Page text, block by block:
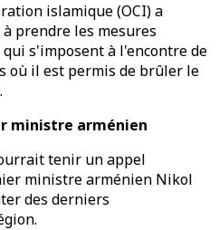
islamique (OCI) a
prendre les mesures
s'imposent à l'encontre de
où il est permis de brûler le
ministre arménien
tenir un appel
ministre arménien Nikol
des derniers